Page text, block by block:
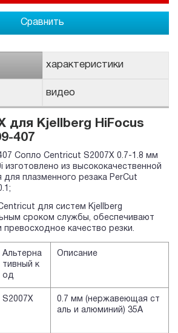
Сравнить
характеристики
видео
для Kjellberg HiFocus
407
Сопло Centricut S2007X 0.7-1.8 мм
изготовлено из высококачественной
для плазменного резака PerCut
для систем Kjellberg
сроком службы, обеспечивают
превосходное качество резки.
Альтерна
тивный к
од
Описание
S2007X
0.7 мм (нержавеющая ст
аль и алюминий) 35A